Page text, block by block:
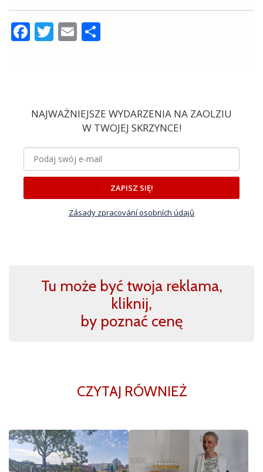
Facebook
Twitter
Email
NAJWAŻNIEJSZE WYDARZENIA NA ZAOLZIU
W TWOJEJ SKRZYNCE!
ZAPISZ SIĘ!
Zásady zpracování osobních údajů
Tu może być twoja reklama,
kliknij,
by poznać cenę
CZYTAJ RÓWNIEŻ